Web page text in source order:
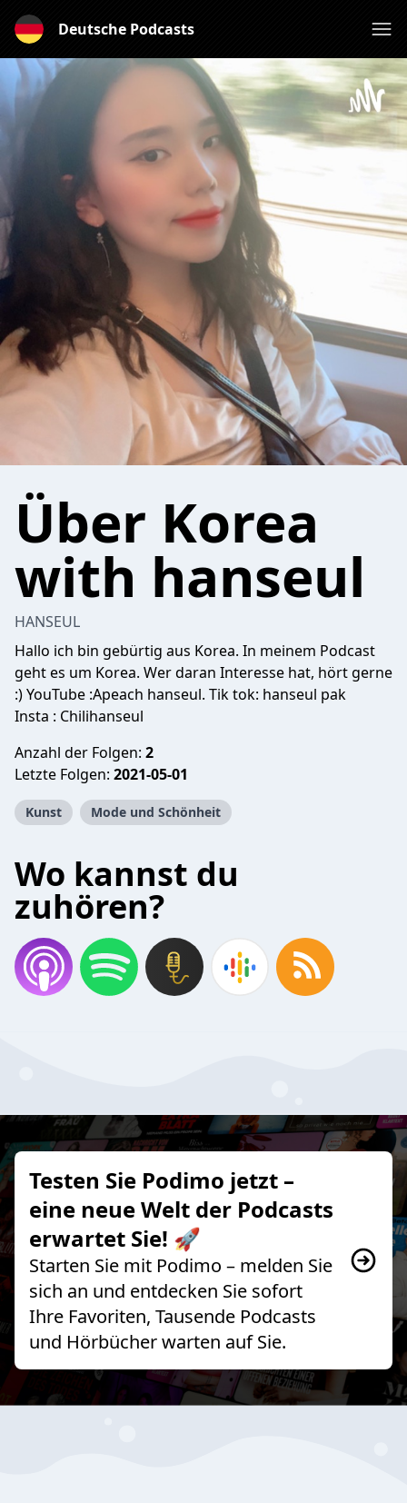
Deutsche Podcasts
Über Korea
with hanseul
HANSEUL
Hallo ich bin gebürtig aus Korea. In meinem Podcast
geht es um Korea. Wer daran Interesse hat, hört gerne
:) YouTube :Apeach hanseul. Tik tok: hanseul pak
Insta : Chilihanseul
Anzahl der Folgen: 2
Letzte Folgen: 2021-05-01
Kunst Mode und Schönheit
Wo kannst du
zuhören?
Testen Sie Podimo jetzt –
eine neue Welt der Podcasts
erwartet Sie! 🚀
Starten Sie mit Podimo – melden Sie
sich an und entdecken Sie sofort
Ihre Favoriten, Tausende Podcasts
und Hörbücher warten auf Sie.